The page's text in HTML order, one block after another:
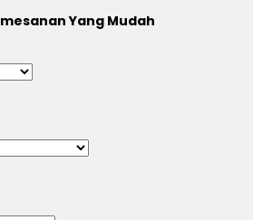
Yang Mudah